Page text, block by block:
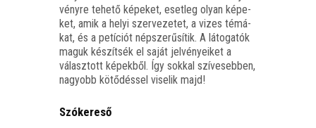
vény­re tehe­tő képe­ket, eset­leg olyan képe­
ket, amik a helyi szer­ve­ze­tet, a vizes témá­
kat, és a petí­ci­ót nép­sze­rű­sí­tik. A láto­ga­tók
maguk készít­sék el saját jel­vé­nye­i­ket a
válasz­tott képek­ből. Így sok­kal szí­ve­seb­ben,
nagyobb kötő­dés­sel vise­lik majd!
Szókereső